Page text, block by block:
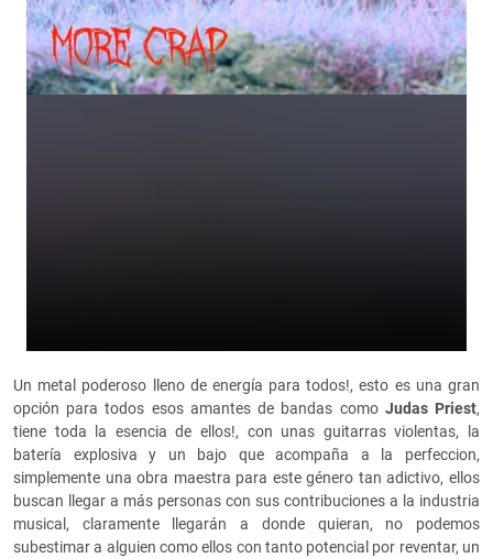
Un metal poderoso lleno de energía para todos!, esto es una gran
opción para todos esos amantes de bandas como Judas Priest,
tiene toda la esencia de ellos!, con unas guitarras violentas, la
batería explosiva y un bajo que acompaña a la perfeccion,
simplemente una obra maestra para este género tan adictivo, ellos
buscan llegar a más personas con sus contribuciones a la industria
musical, claramente llegarán a donde quieran, no podemos
subestimar a alguien como ellos con tanto potencial por reventar, un